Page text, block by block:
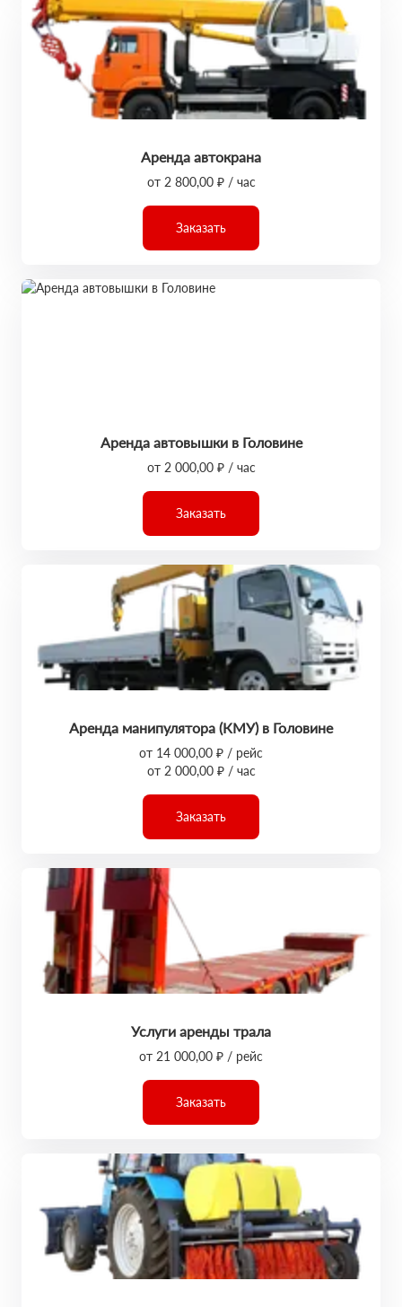
Аренда автокрана
от 2 800,00 ₽ / час
Заказать
Аренда автовышки в Головине
от 2 000,00 ₽ / час
Заказать
Аренда манипулятора (КМУ) в Головине
от 14 000,00 ₽ / рейс
от 2 000,00 ₽ / час
Заказать
Услуги аренды трала
от 21 000,00 ₽ / рейс
Заказать